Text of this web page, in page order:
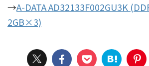
→A-DATA AD32133F002GU3K
2GB×3)